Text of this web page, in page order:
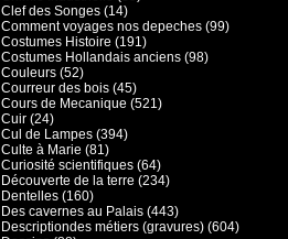
Clef des Songes (14)
Comment voyages nos depeches (99)
Costumes Histoire (191)
Costumes Hollandais anciens (98)
Couleurs (52)
Courreur des bois (45)
Cours de Mecanique (521)
Cuir (24)
Cul de Lampes (394)
Culte à Marie (81)
Curiosité scientifiques (64)
Découverte de la terre (234)
Dentelles (160)
Des cavernes au Palais (443)
Descriptiondes métiers (gravures) (604)